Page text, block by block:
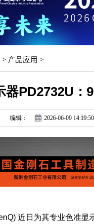
> 产品应用 >
器PD2732U
编辑： 2026-06-09 14:19:50
近日为其专业色准